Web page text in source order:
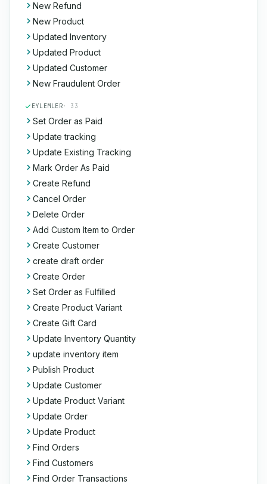
New Refund
New Product
Updated Inventory
Updated Product
Updated Customer
New Fraudulent Order
EYLEMLER· 33
Set Order as Paid
Update tracking
Update Existing Tracking
Mark Order As Paid
Create Refund
Cancel Order
Delete Order
Add Custom Item to Order
Create Customer
create draft order
Create Order
Set Order as Fulfilled
Create Product Variant
Create Gift Card
Update Inventory Quantity
update inventory item
Publish Product
Update Customer
Update Product Variant
Update Order
Update Product
Find Orders
Find Customers
Find Order Transactions